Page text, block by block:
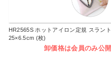
HR2565S ホットアイロン定規 スラント
25×6.5cm (枚)
卸価格は会員のみ公開